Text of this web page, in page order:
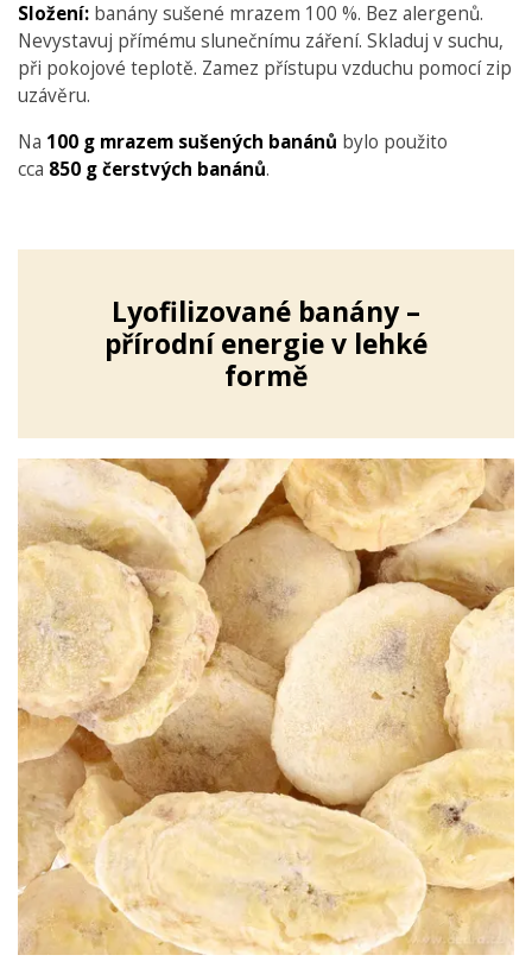
Složení: banány sušené mrazem 100 %. Bez alergenů.
Nevystavuj přímému slunečnímu záření. Skladuj v suchu,
při pokojové teplotě. Zamez přístupu vzduchu pomocí zip
uzávěru.
Na 100 g mrazem sušených banánů bylo použito
cca 850 g čerstvých banánů.
Lyofilizované banány –
přírodní energie v lehké
formě